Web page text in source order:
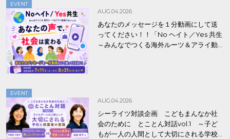
EVENT
AUG.04.2026
あなたのメッセージを１分動画にして送
ってください！！「No ヘイト／Yes 共生
～みんなでつくる海外ルーツ＆アライ動
EVENT
AUG.04.2026
シーライツ対談企画 こどもまんなか社
会のために とことん対話vol.1 ～子ど
もが一人の人間として大切にされる学校